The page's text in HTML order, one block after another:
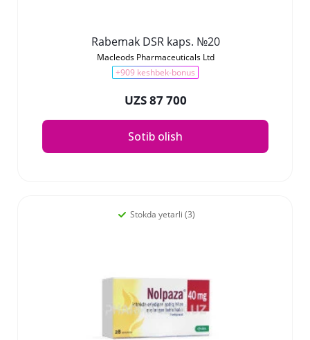
Rabemak DSR kaps. №20
Macleods Pharmaceuticals Ltd
+909 keshbek-bonus
UZS 87 700
Sotib olish
Stokda yetarli (3)